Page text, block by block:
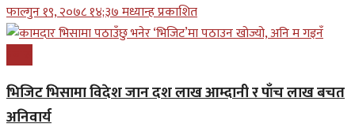
फाल्गुन १९, २०७८ १४;३७ मध्यान्ह प्रकाशित
भिजिट भिसामा विदेश जान दश लाख आम्दानी र पाँच लाख बचत
अनिवार्य